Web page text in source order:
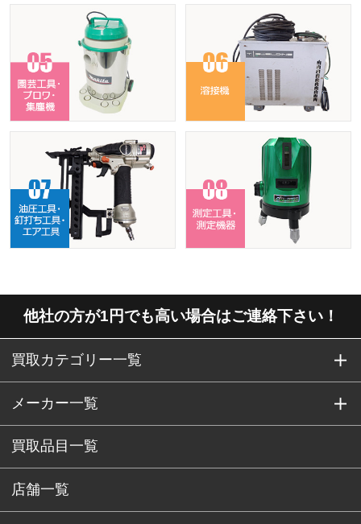
他社の方が1円でも高い場合はご連絡下さい！
買取カテゴリー一覧
メーカー一覧
買取品目一覧
店舗一覧